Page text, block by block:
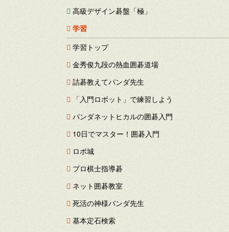
高級デザイン碁盤「極」
学習
学習トップ
金秀俊九段の熱血囲碁道場
詰碁教えてパンダ先生
「入門ロボット」で練習しよう
パンダネットヒカルの囲碁入門
10日でマスター！囲碁入門
ロボ城
プロ棋士指導碁
ネット囲碁教室
死活の神様パンダ先生
基本定石検索